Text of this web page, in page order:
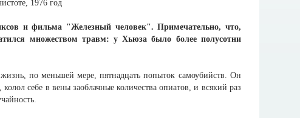
и фильма "Железный человек". Примечательно, что,
множеством травм: у Хьюза было более полусотни
по меньшей мере, пятнадцать попыток самоубийств. Он
себе в вены заоблачные количества опиатов, и всякий раз